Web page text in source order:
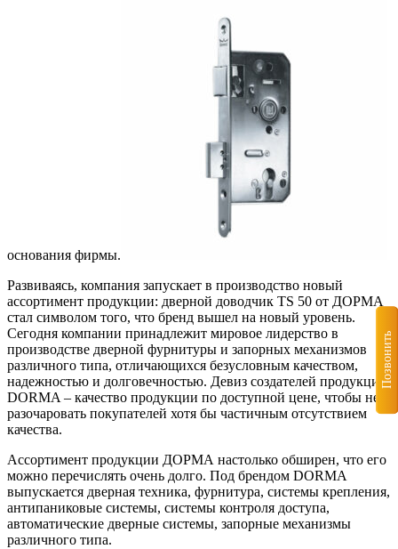
основания фирмы.
Развиваясь, компания запускает в производство новый
ассортимент продукции: дверной доводчик TS 50 от ДОРМА
стал символом того, что бренд вышел на новый уровень.
Сегодня компании принадлежит мировое лидерство в
производстве дверной фурнитуры и запорных механизмов
различного типа, отличающихся безусловным качеством,
надежностью и долговечностью. Девиз создателей продукции
DORMA – качество продукции по доступной цене, чтобы не
разочаровать покупателей хотя бы частичным отсутствием
качества.
Ассортимент продукции ДОРМА настолько обширен, что его
можно перечислять очень долго. Под брендом DORMA
выпускается дверная техника, фурнитура, системы крепления,
антипаниковые системы, системы контроля доступа,
автоматические дверные системы, запорные механизмы
различного типа.
Позвонить